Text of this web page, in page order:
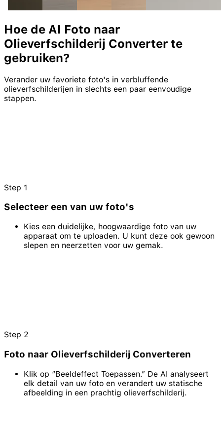
Hoe de AI Foto naar
Olieverfschilderij Converter te
gebruiken?
Verander uw favoriete foto's in verbluffende
olieverfschilderijen in slechts een paar eenvoudige
stappen.
Step 1
Selecteer een van uw foto's
Kies een duidelijke, hoogwaardige foto van uw
apparaat om te uploaden. U kunt deze ook gewoon
slepen en neerzetten voor uw gemak.
Step 2
Foto naar Olieverfschilderij Converteren
Klik op “Beeldeffect Toepassen.” De AI analyseert
elk detail van uw foto en verandert uw statische
afbeelding in een prachtig olieverfschilderij.